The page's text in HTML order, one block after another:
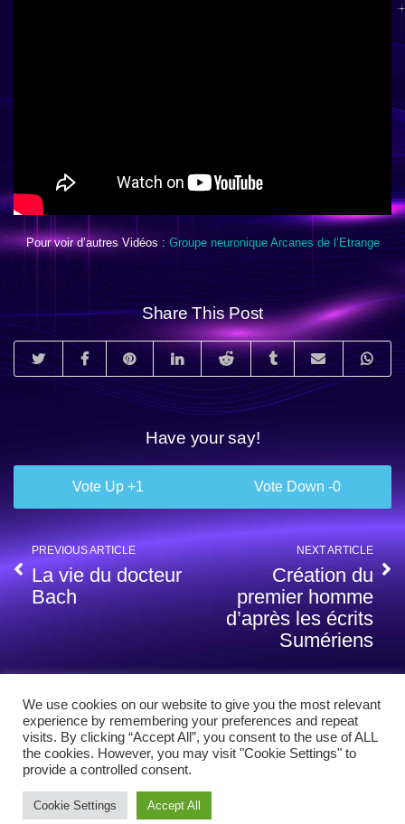
Pour voir d’autres Vidéos : Groupe neuronique Arcanes de l’Etrange
Share This Post
Have your say!
1 0
PREVIOUS ARTICLE
La vie du docteur
Bach
NEXT ARTICLE
Création du
premier homme
d’après les écrits
Sumériens
We use cookies on our website to give you the most relevant
experience by remembering your preferences and repeat
visits. By clicking “Accept All”, you consent to the use of ALL
the cookies. However, you may visit "Cookie Settings" to
provide a controlled consent.
Cookie Settings Accept All